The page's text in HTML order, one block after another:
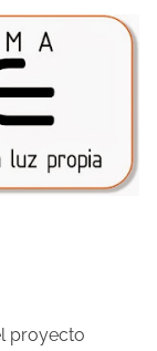
proyecto